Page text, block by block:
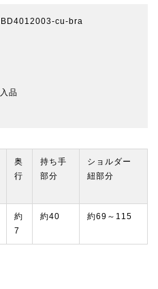
cu-bra
品
奥
行
持ち手
部分
ショルダー
紐部分
約
7
約40 約69～115